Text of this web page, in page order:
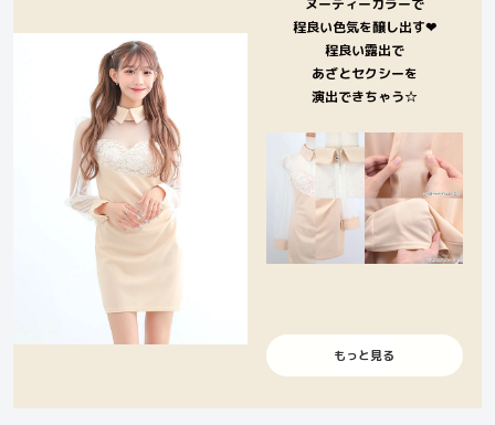
ヌーディーカラーで
程良い色気を醸し出す❤︎
程良い露出で
あざとセクシーを
演出できちゃう☆
もっと見る